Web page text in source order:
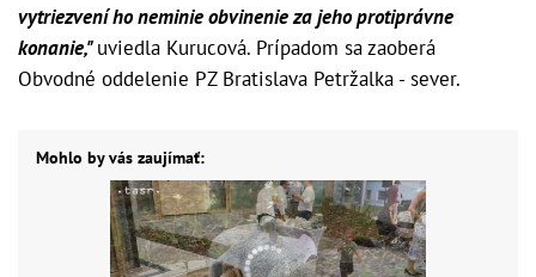
vytriezvení ho neminie obvinenie za jeho protiprávne
konanie,"uviedla Kurucová. Prípadom sa zaoberá
Obvodné oddelenie PZ Bratislava Petržalka - sever.
Mohlo by vás zaujímať: